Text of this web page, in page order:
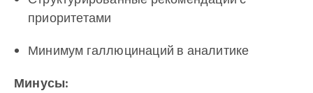
приоритетами
Минимум галлюцинаций в аналитике
Минусы: